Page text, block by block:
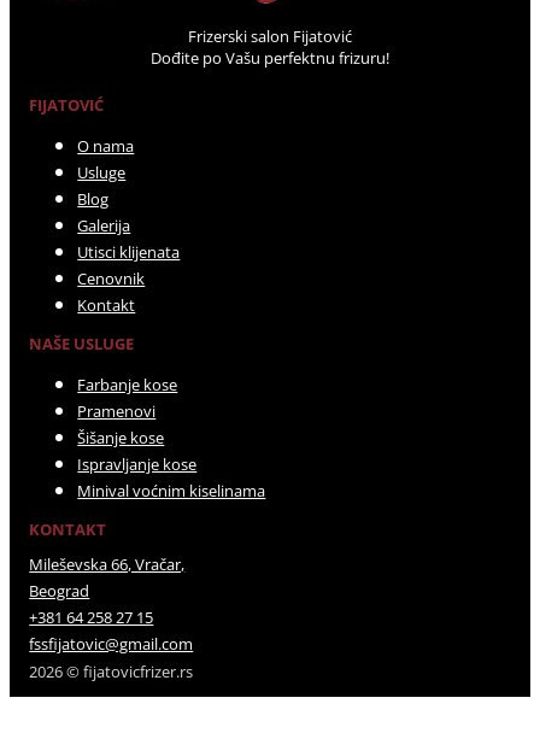
Frizerski salon Fijatović
Dođite po Vašu perfektnu frizuru!
FIJATOVIĆ
O nama
Usluge
Blog
Galerija
Utisci klijenata
Cenovnik
Kontakt
NAŠE USLUGE
Farbanje kose
Pramenovi
Šišanje kose
Ispravljanje kose
Minival voćnim kiselinama
KONTAKT
Mileševska 66, Vračar,
Beograd
+381 64 258 27 15
fssfijatovic@gmail.com
2026 © fijatovicfrizer.rs